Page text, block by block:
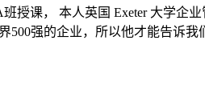
课， 本人英国 Exeter 大学企
500强的企业，所以他才能告诉